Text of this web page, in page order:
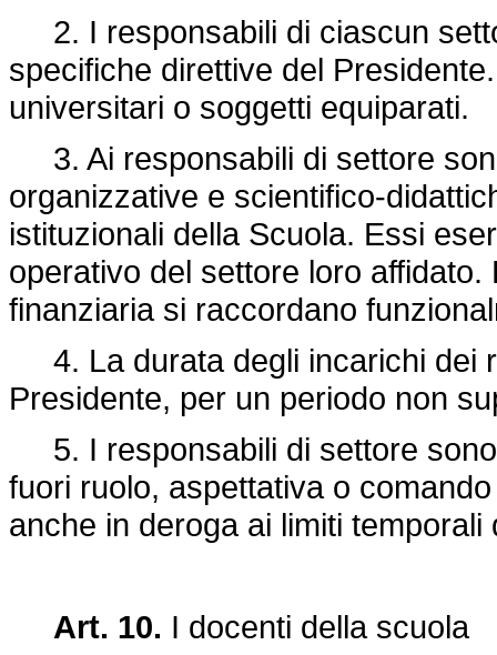
2. I responsabili di ciascun
specifiche direttive del
universitari o soggetti equiparati.
3. Ai responsabili di settore
organizzative e scientifico-
istituzionali della Scuola. Essi
operativo del settore loro
finanziaria si raccordano
4. La durata degli incarichi dei
Presidente, per un periodo non
5. I responsabili di settore
fuori ruolo, aspettativa o
anche in deroga ai limiti temporali
Art. 10. I docenti della scuola